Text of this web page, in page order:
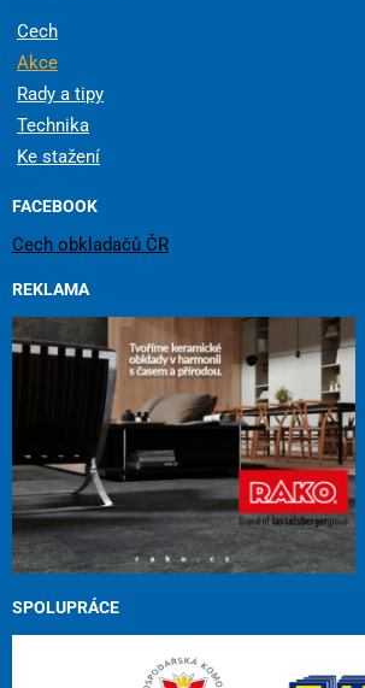
Cech
Akce
Rady a tipy
Technika
Ke stažení
FACEBOOK
Cech obkladačů ČR
REKLAMA
SPOLUPRÁCE